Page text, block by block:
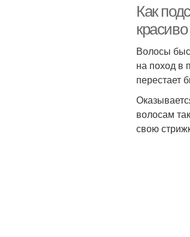
Как
Волосы
на поход в
перестает
волосам
свою